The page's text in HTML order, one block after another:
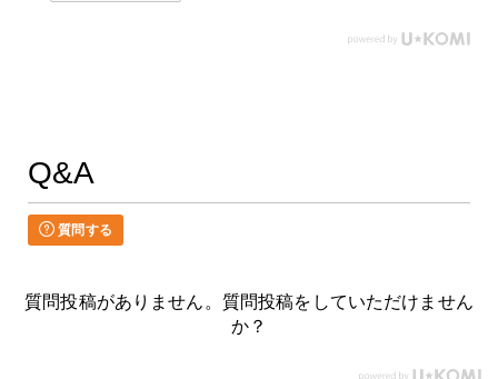
Q&A
質問する
質問投稿がありません。質問投稿をしていただけません
か？